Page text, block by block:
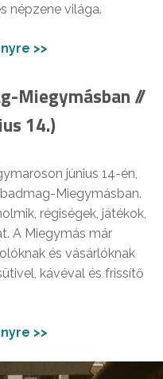
népzene világa.
>>
Miegymásban //
14.)
június 14-én,
Miegymásban.
régiségek, játékok,
A Miegymás már
és vásárlóknak
kávéval és frissítő
>>